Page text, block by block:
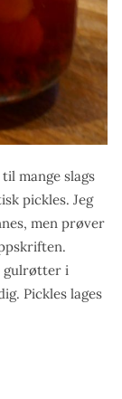
mange slags
pickles. Jeg
men prøver
gulrøtter i
Pickles lages